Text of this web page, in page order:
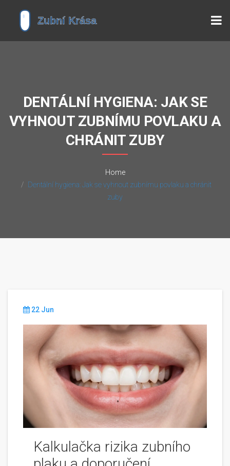
DENTÁLNÍ HYGIENA: JAK SE
VYHNOUT ZUBNÍMU POVLAKU A
CHRÁNIT ZUBY
Home
Dentální hygiena: Jak se vyhnout zubnímu povlaku a chránit
zuby
22 Jun
Kalkulačka rizika zubního